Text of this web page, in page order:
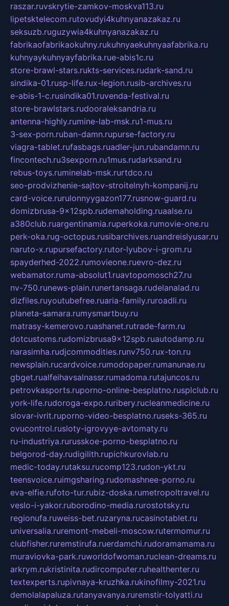
raszar.ruvskrytie-zamkov-moskva113.ru
lipetsktelecom.rutovudyi4kuhnyanazakaz.ru
seksuzb.ruguzywia4kuhnyanazakaz.ru
fabrikaofabrikaokuhny.rukuhnyaekuhnyaafabrika.ru
kuhnyaykuhnyayfabrika.rue-abis1c.ru
store-brawl-stars.rukts-services.rudark-sand.ru
sindika-01.rusp-life.rux-legion.rusib-archives.ru
e-abis-1-c.rusindika01.ruvenda-festival.ru
store-brawlstars.rudooraleksandria.ru
antenna-highly.rumine-lab-msk.ru1-mus.ru
3-sex-porn.ruban-damn.rupurse-factory.ru
viagra-tablet.rufasbags.ruadler-jun.rubandamn.ru
fincontech.ru3sexporn.ru1mus.rudarksand.ru
rebus-toys.ruminelab-msk.rurtdco.ru
seo-prodvizhenie-sajtov-stroitelnyh-kompanij.ru
card-voice.rurulonnyygazon177.rusnow-guard.ru
domizbrusa-9x12spb.rudemaholding.ruaalse.ru
a380club.ruargentinamia.ruperkoka.rumovie-one.ru
perk-oka.rug-octopus.rusibarchives.ruandreislyusar.ru
naruto-x.rupursefactory.rutor-lyubov-i-grom.ru
spayderhed-2022.rumovieone.ruevro-dez.ru
webamator.ruma-absolut1.ruavtopomosch27.ru
nv-750.runews-plain.runertansaga.rudelanalad.ru
dizfiles.ruyoutubefree.ruaria-family.ruroadli.ru
planeta-samara.rumysmartbuy.ru
matrasy-kemerovo.ruashanet.rutrade-farm.ru
dotcustoms.rudomizbrusa9x12spb.ruautodamp.ru
narasimha.rudjcommodities.runv750.rux-ton.ru
newsplain.rucardvoice.rumodopaper.rumanunae.ru
gbget.rualfeihavsalnassr.rumadoma.rutajuncos.ru
petrovkasports.ruporno-online-besplatno.rusplclub.ru
york-life.rudoroga-expo.ruribery.rucleanmedicine.ru
slovar-ivrit.ruporno-video-besplatno.ruseks-365.ru
ovucontrol.rusloty-igrovyye-avtomaty.ru
ru-industriya.rurusskoe-porno-besplatno.ru
belgorod-day.rudigilith.rupichkurovlab.ru
medic-today.rutaksu.rucomp123.rudon-ykt.ru
teensvoice.ruimgsharing.rudomashnee-porno.ru
eva-elfie.rufoto-tur.rubiz-doska.rumetropoltravel.ru
veslo-i-yakor.ruborodino-media.rurostotsky.ru
regionufa.ruweiss-bet.ruzaryna.rucasinotablet.ru
universalia.ruremont-mebeli-moscow.rutermomur.ru
clubfisher.ruremstirufa.ruerdamchi.rudoramamama.ru
muraviovka-park.ruworldofwoman.ruclean-dreams.ru
arkrym.rukristinita.rudircomputer.ruhealthenter.ru
textexperts.rupivnaya-kruzhka.rukinofilmy-2021.ru
demolalapaluza.rutanyavanya.ruremstir-tolyatti.ru